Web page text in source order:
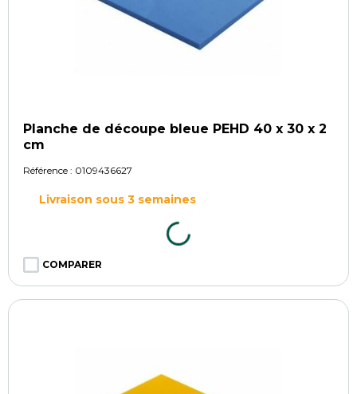
Planche de découpe bleue PEHD 40 x 30 x 2
cm
Référence : 0109436627
Livraison sous 3 semaines
COMPARER